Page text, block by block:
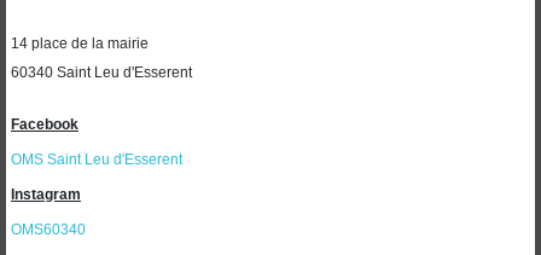
14 place de la mairie
60340 Saint Leu d'Esserent
Facebook
OMS Saint Leu d'Esserent
Instagram
OMS60340